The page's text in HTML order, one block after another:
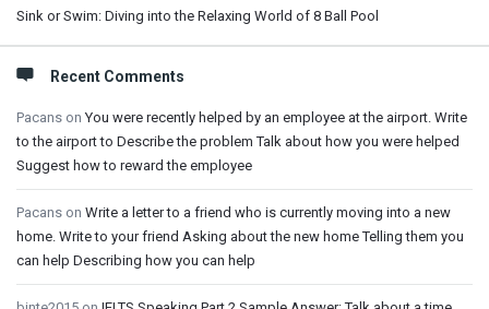
Sink or Swim: Diving into the Relaxing World of 8 Ball Pool
Recent Comments
Pacans onYou were recently helped by an employee at the airport. Write
to the airport to Describe the problem Talk about how you were helped
Suggest how to reward the employee
Pacans on Write a letter to a friend who is currently moving into a new
home. Write to your friend Asking about the new home Telling them you
can help Describing how you can help